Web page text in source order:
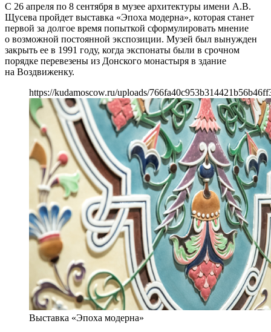
С 26 апреля по 8 сентября в музее архитектуры имени А.В.
Щусева пройдет выставка «Эпоха модерна», которая станет
первой за долгое время попыткой сформулировать мнение
о возможной постоянной экспозиции. Музей был вынужден
закрыть ее в 1991 году, когда экспонаты были в срочном
порядке перевезены из Донского монастыря в здание
на Воздвиженку.
https://kudamoscow.ru/uploads/
Выставка «Эпоха модерна»